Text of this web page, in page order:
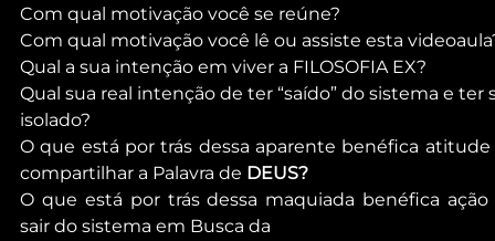
Com qual motivação você se reúne?
Com qual motivação você lê ou assiste esta
Qual a sua intenção em viver a FILOSOFIA EX?
Qual sua real intenção de ter “saído” do sistema e ter
isolado?
O que está por trás dessa aparente benéfica atitude
compartilhar a Palavra de DEUS?
O que está por trás dessa maquiada benéfica ação
sair do sistema em Busca da